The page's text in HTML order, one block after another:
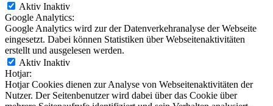
Aktiv Inaktiv
Google Analytics:
Google Analytics wird zur der Datenverkehranalyse der Webseite
eingesetzt. Dabei können Statistiken über Webseitenaktivitäten
erstellt und ausgelesen werden.
Aktiv Inaktiv
Hotjar:
Hotjar Cookies dienen zur Analyse von Webseitenaktivitäten der
Nutzer. Der Seitenbenutzer wird dabei über das Cookie über